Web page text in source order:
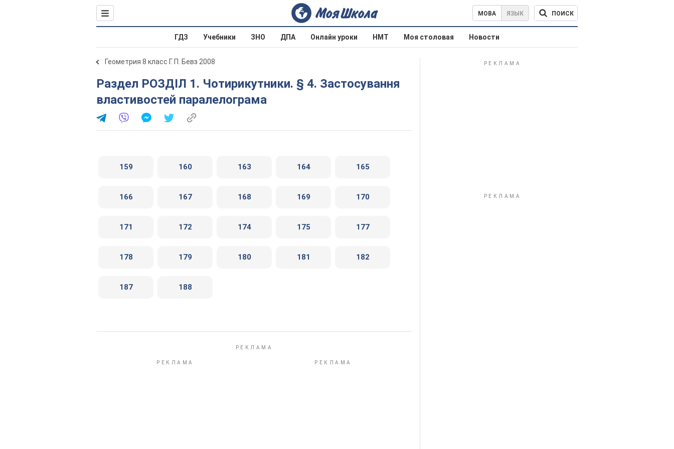
МОВА ЯЗЫК ПОИСК
ГДЗ Учебники ЗНО ДПА Онлайн уроки НМТ Моя столовая Новости
Геометрия 8 класс Г. П. Бевз 2008
Раздел РОЗДІЛ 1. Чотирикутники. § 4. Застосування
властивостей паралелограма
159 160 163 164 165
166 167 168 169 170
171 172 174 175 177
178 179 180 181 182
187 188